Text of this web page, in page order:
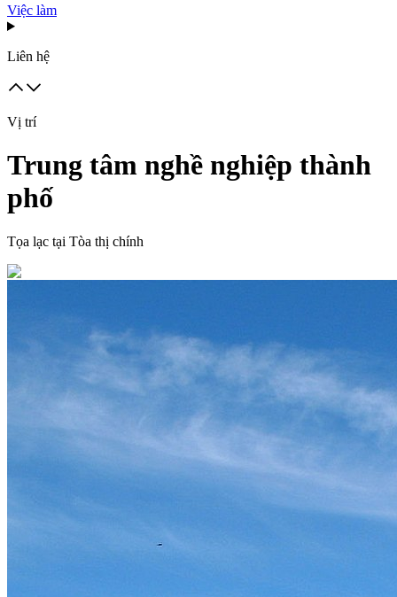
Việc làm
Liên hệ
Vị trí
Trung tâm nghề nghiệp thành
phố
Tọa lạc tại Tòa thị chính